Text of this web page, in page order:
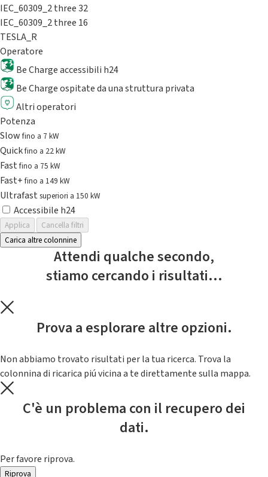
IEC_60309_2 three 32
IEC_60309_2 three 16
TESLA_R
Operatore
Be Charge accessibili h24
Be Charge ospitate da una struttura privata
Altri operatori
Potenza
Slowfino a 7 kW
Quickfino a 22 kW
Fastfino a 75 kW
Fast+fino a 149 kW
Ultrafast superiori a 150 kW
Accessibile h24
Applica
Cancella filtri
Carica altre colonnine
Attendi qualche secondo,
stiamo cercando i risultati...
Prova a esplorare altre opzioni.
Non abbiamo trovato risultati per la tua ricerca. Trova la
colonnina di ricarica piú vicina a te direttamente sulla mappa.
C'è un problema con il recupero dei
dati.
Per favore riprova.
Riprova